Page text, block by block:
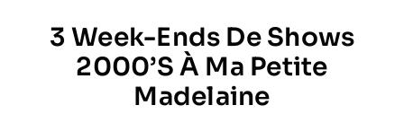
Prestations
3 Week-Ends De Shows
2000’s À Ma Petite
Madelaine